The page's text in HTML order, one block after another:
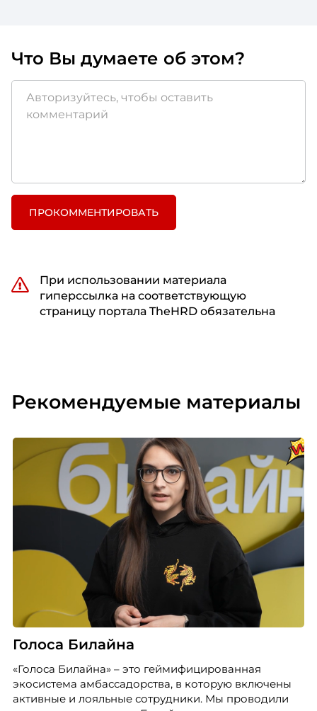
Что Вы думаете об этом?
ПРОКОММЕНТИРОВАТЬ
При использовании материала
гиперссылка на соответствующую
страницу портала TheHRD обязательна
Рекомендуемые материалы
Голоса Билайна
«Голоса Билайна» – это геймифицированная
экосистема амбассадорства, в которую включены
активные и лояльные сотрудники. Мы проводили